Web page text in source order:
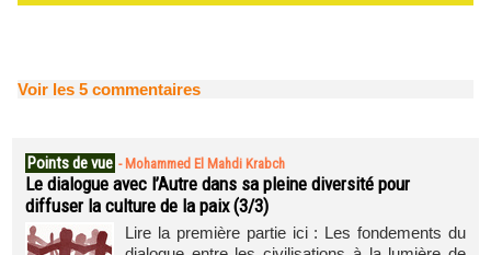
Voir les 5 commentaires
Points de vue - Mohammed El Mahdi Krabch
Le dialogue avec l’Autre dans sa pleine diversité pour
diffuser la culture de la paix (3/3)
Lire la première partie ici : Les fondements du